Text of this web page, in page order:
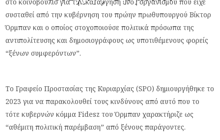
συσταθεί από την κυβέρνηση του πρώην πρωθυπουργού Βίκτορ
Όρμπαν και ο οποίος στοχοποιούσε πολιτικά πρόσωπα της
αντιπολίτευσης και δημοσιογράφους ως υποτιθέμενους φορείς
“ξένων συμφερόντων”.
Το Γραφείο Προστασίας της Κυριαρχίας (SPO) δημιουργήθηκε το
2023 για να παρακολουθεί τους κινδύνους από αυτό που το
τότε κυβερνών κόμμα Fidesz του Όρμπαν χαρακτήριζε ως
“αθέμιτη πολιτική παρέμβαση” από ξένους παράγοντες.